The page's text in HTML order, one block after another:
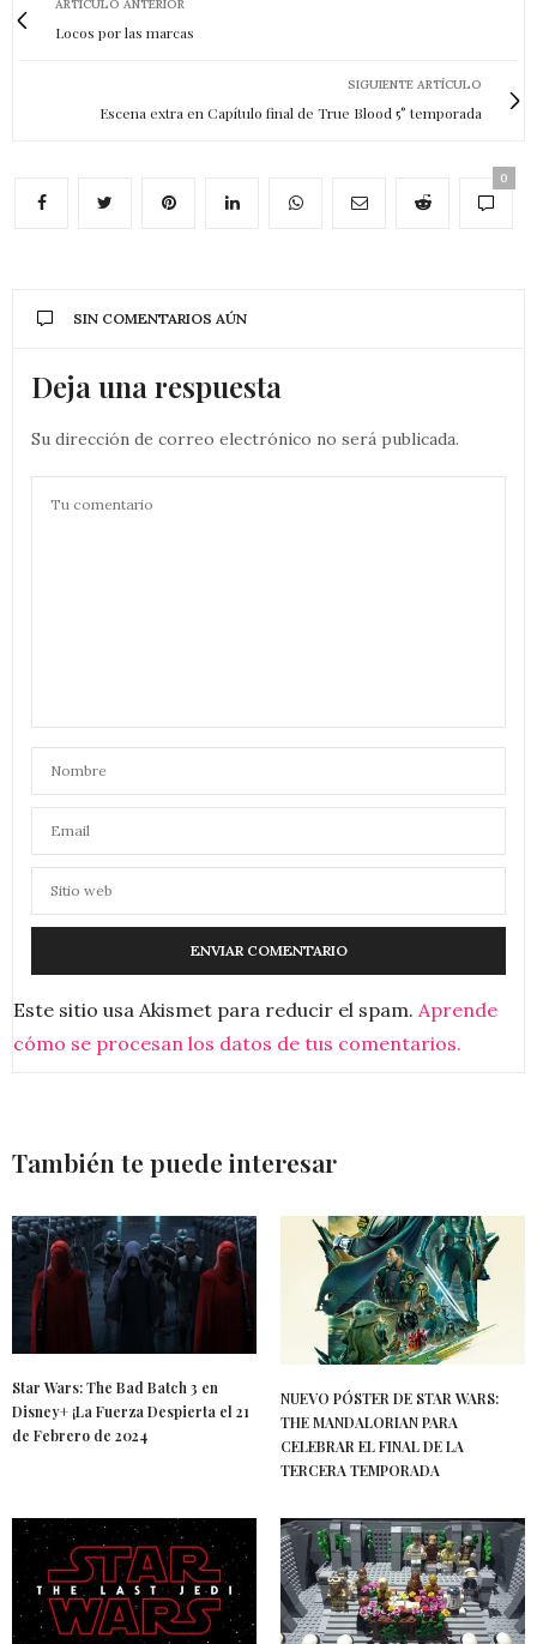
ARTÍCULO ANTERIOR
Locos por las marcas
SIGUIENTE ARTÍCULO
Escena extra en Capítulo final de True Blood 5° temporada
0
SIN COMENTARIOS AÚN
Deja una respuesta
Su dirección de correo electrónico no será publicada.
Este sitio usa Akismet para reducir el spam. Aprende
cómo se procesan los datos de tus comentarios.
También te puede interesar
Star Wars: The Bad Batch 3 en
Disney+ ¡La Fuerza Despierta el 21
de Febrero de 2024
NUEVO PÓSTER DE STAR WARS:
THE MANDALORIAN PARA
CELEBRAR EL FINAL DE LA
TERCERA TEMPORADA